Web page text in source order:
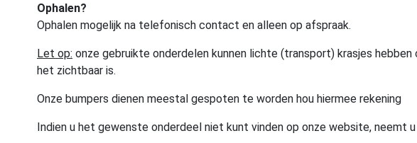
Ophalen?
Ophalen mogelijk na telefonisch contact en alleen op afspraak.
Let op: onze gebruikte onderdelen kunnen lichte (transport) krasjes
het zichtbaar is.
Onze bumpers dienen meestal gespoten te worden hou hiermee rekening
Indien u het gewenste onderdeel niet kunt vinden op onze website, neemt